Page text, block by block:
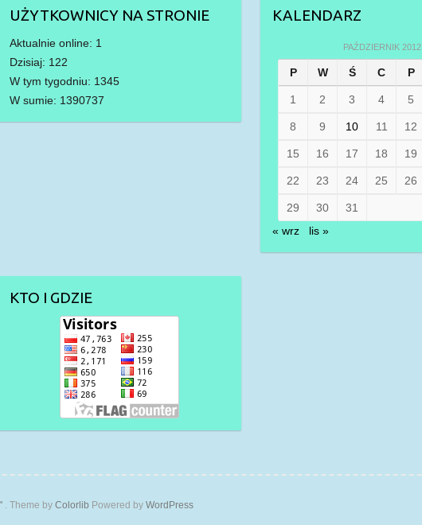
UŻYTKOWNICY NA STRONIE
Aktualnie online: 1
Dzisiaj: 122
W tym tygodniu: 1345
W sumie: 1390737
KALENDARZ
PAŹDZIERNIK 2012
P W Ś C P
1 2 3 4 5
8 9 10 11 12
15 16 17 18 19
22 23 24 25 26
29 30
31
« wrz
lis »
KTO I GDZIE
. Theme by Colorlib Powered by WordPress